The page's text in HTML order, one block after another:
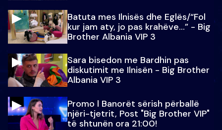
Batuta mes Ilnisës dhe Eglës/“Fol
kur jam aty, jo pas krahëve…” - Big
Brother Albania VIP 3
Sara bisedon me Bardhin pas
diskutimit me Ilnisën - Big Brother
Albania VIP 3
Promo l Banorët sërish përballë
njëri-tjetrit, Post "Big Brother VIP"
të shtunën ora 21:00!